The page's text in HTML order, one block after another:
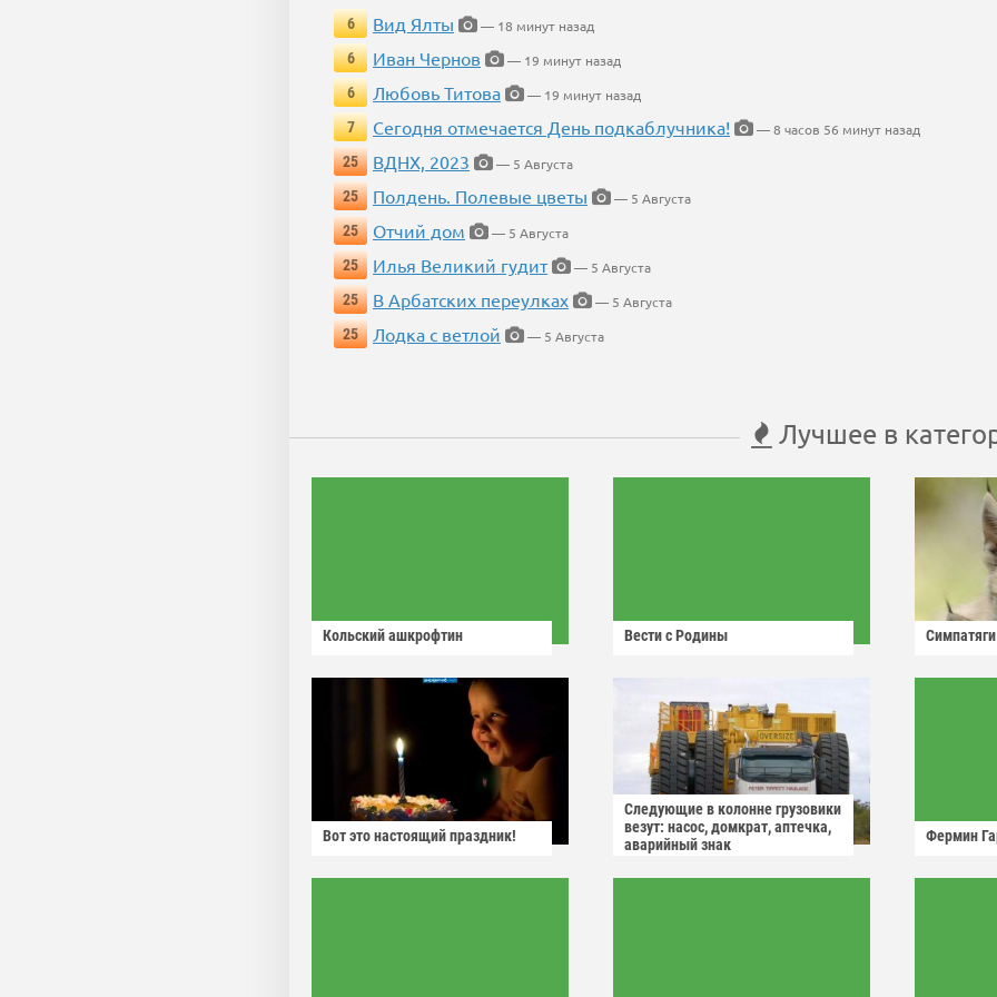
6 Вид Ялты
— 18 минут назад
6
Иван Чернов
— 19 минут назад
6
Любовь Титова
— 19 минут назад
7
Сегодня отмечается День подкаблучника!
— 8 часов 56 минут назад
25
ВДНХ, 2023
— 5 Августа
25
Полдень. Полевые цветы
— 5 Августа
25
Отчий дом
— 5 Августа
25
Илья Великий гудит
— 5 Августа
25
В Арбатских переулках
— 5 Августа
25
Лодка с ветлой — 5 Августа
Лучшее в
Кольский ашкрофтин Вести с Родины Симпатяги
Вот это настоящий праздник!
Следующие в колонне грузовики
везут: насос, домкрат, аптечка,
аварийный знак
Фермин